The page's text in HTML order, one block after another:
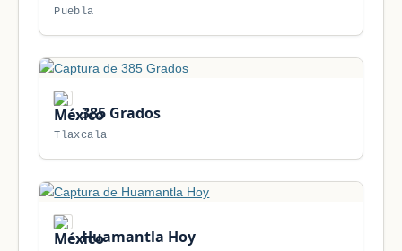
Puebla
385 Grados
Tlaxcala
Huamantla Hoy